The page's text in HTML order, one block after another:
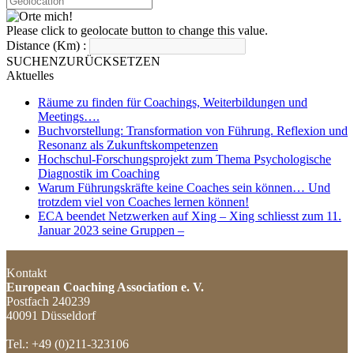
Please click to geolocate button to change this value.
Distance (Km) :
SUCHENZURÜCKSETZEN
Aktuelles
Räume zu finden für Coachings, Weiterbildungen und
Meetings….
Buchvorstellung: Transformation von Führung. Reflexion und
Resonanz als Zukunftskompetenzen
Hochschul-Forschungsprojekt zum Thema Psychologische
Diagnostik im Coaching
Warum Führungskräfte keine Coaches sein können… Und
trotzdem viel von Coaches lernen können!
ECA beendet Netzwerken auf Xing – Xing schliesst zum 11.
Januar 2023 seine Gruppen –
Kontakt
European Coaching Association e. V.
Postfach 240239
40091 Düsseldorf
Tel.: +49 (0)211-323106